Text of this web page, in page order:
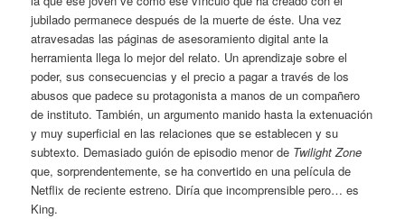
jubilado permanece después de la muerte de éste. Una vez
atravesadas las páginas de asesoramiento digital ante la
herramienta llega lo mejor del relato. Un aprendizaje sobre el
poder, sus consecuencias y el precio a pagar a través de los
abusos que padece su protagonista a manos de un compañero
de instituto. También, un argumento manido hasta la extenuación
y muy superficial en las relaciones que se establecen y su
subtexto. Demasiado guión de episodio menor de Twilight Zone
que, sorprendentemente, se ha convertido en una película de
Netflix de reciente estreno. Diría que incomprensible pero… es
King.